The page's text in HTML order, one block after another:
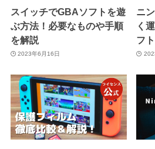
スイッチでGBAソフトを遊
ぶ方法！必要なものや手順
を解説
2023年6月16日
ニ
く
フ